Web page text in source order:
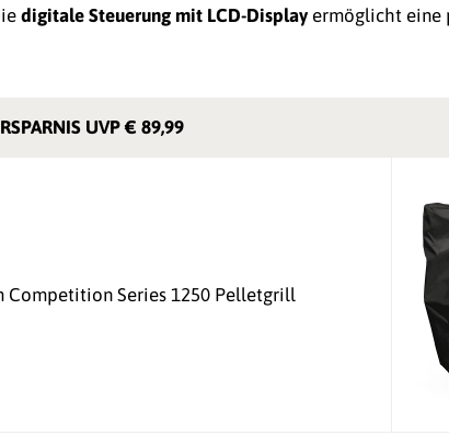
digitale Steuerung mit LCD-Display ermöglicht eine
UVP € 89,99
Competition Series 1250 Pelletgrill